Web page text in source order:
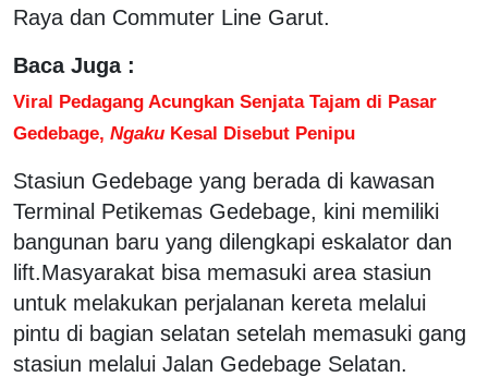
Raya dan Commuter Line Garut.
Baca Juga :
Viral Pedagang Acungkan Senjata Tajam di Pasar
Gedebage, Ngaku Kesal Disebut Penipu
Stasiun Gedebage yang berada di kawasan
Terminal Petikemas Gedebage, kini memiliki
bangunan baru yang dilengkapi eskalator dan
lift.Masyarakat bisa memasuki area stasiun
untuk melakukan perjalanan kereta melalui
pintu di bagian selatan setelah memasuki gang
stasiun melalui Jalan Gedebage Selatan.